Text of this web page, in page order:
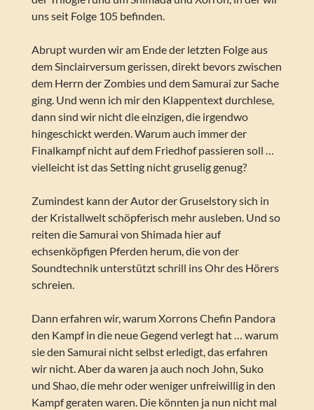
uns seit Folge 105 befinden.
Abrupt wurden wir am Ende der letzten Folge aus
dem Sinclairversum gerissen, direkt bevors zwischen
dem Herrn der Zombies und dem Samurai zur Sache
ging. Und wenn ich mir den Klappentext durchlese,
dann sind wir nicht die einzigen, die irgendwo
hingeschickt werden. Warum auch immer der
Finalkampf nicht auf dem Friedhof passieren soll …
vielleicht ist das Setting nicht gruselig genug?
Zumindest kann der Autor der Gruselstory sich in
der Kristallwelt schöpferisch mehr ausleben. Und so
reiten die Samurai von Shimada hier auf
echsenköpfigen Pferden herum, die von der
Soundtechnik unterstützt schrill ins Ohr des Hörers
schreien.
Dann erfahren wir, warum Xorrons Chefin Pandora
den Kampf in die neue Gegend verlegt hat … warum
sie den Samurai nicht selbst erledigt, das erfahren
wir nicht. Aber da waren ja auch noch John, Suko
und Shao, die mehr oder weniger unfreiwillig in den
Kampf geraten waren. Die könnten ja nun nicht mal